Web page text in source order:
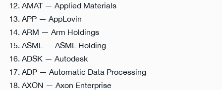
AMAT — Applied Materials
APP — AppLovin
ARM — Arm Holdings
ASML — ASML Holding
ADSK — Autodesk
ADP — Automatic Data Processing
AXON — Axon Enterprise